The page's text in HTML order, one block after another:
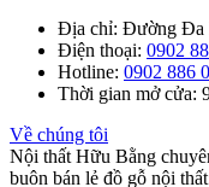
Địa chỉ: Đường Đa
Điện thoại: 0902
Hotline: 0902 886
Thời gian mở cửa:
Về chúng tôi
Nội thất Hữu Bằng
buôn bán lẻ đồ gỗ nội